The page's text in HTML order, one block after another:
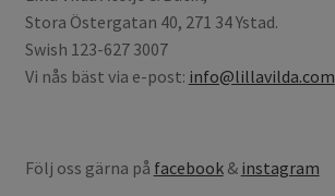
Stora Östergatan 40, 271 34 Ystad.
Swish 123-627 3007
Vi nås bäst via e-post: info@lillavilda.com
Följ oss gärna på facebook& instagram